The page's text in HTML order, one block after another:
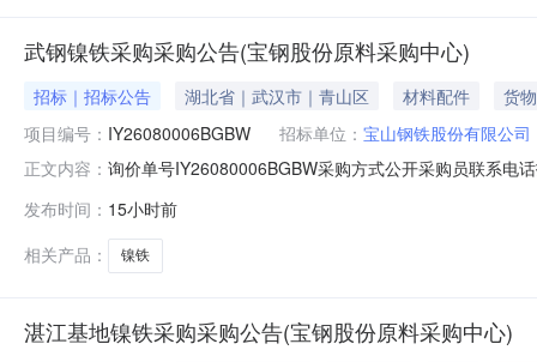
武钢镍铁采购采购公告(宝钢股份原料采购中心)
招标｜招标公告 湖北省｜武汉市｜青山区 材料配件
货物
项目编号： IY26080006BGBW 招标单位： 宝山钢铁股份有限公司
正文内容： 询价单号IY26080006BGBW采购方式公开采购员联系电
保证金额度：300000.0元三、商务条款：定价说明：湿
发布时间： 15小时前
相关产品：
镍铁
湛江基地镍铁采购采购公告(宝钢股份原料采购中心)